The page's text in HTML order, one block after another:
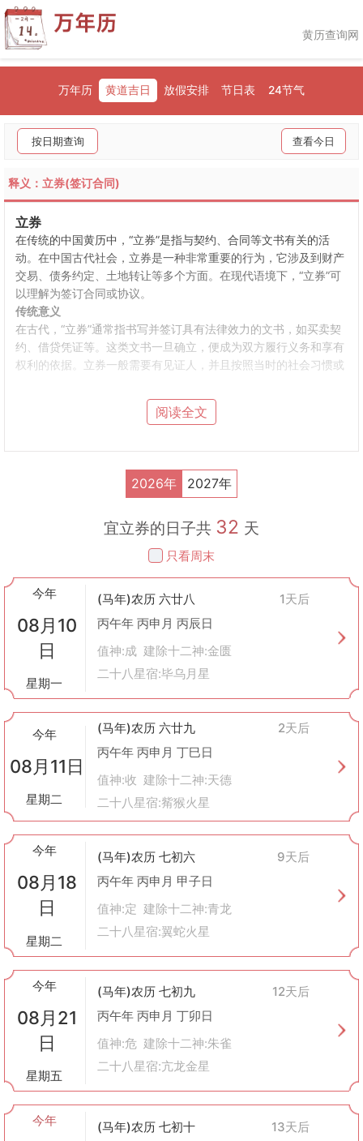
黄历查询网
万年历 黄道吉日 放假安排 节日表 24节气
按日期查询 查看今日
释义：立券(签订合同)
立券
在传统的中国黄历中，“立券”是指与契约、合同等文书有关的活
动。在中国古代社会，立券是一种非常重要的行为，它涉及到财产
交易、债务约定、土地转让等多个方面。在现代语境下，“立券”可
以理解为签订合同或协议。
传统意义
在古代，“立券”通常指书写并签订具有法律效力的文书，如买卖契
约、借贷凭证等。这类文书一旦确立，便成为双方履行义务和享有
权利的依据。立券一般需要有见证人，并且按照当时的社会习惯或
即明确描述土地的边界和周围环境，确保无误。
之间还是企业之间的交易，都需要通过书面形式来确定双方的权利
与义务，以保障交易的安全性和合法性。例如：
：房东与租客之间签订的协议，规定了租金数额、支
：雇主与雇员之间就工作内容、薪酬待遇、工作时间等方
：两个或多个公司之间为了共同开发项目、共享资源
而签订的正式文件。
注意事项
：无论是传统意义上的“立券”，还是现代的各种合同协
议，都应尽量详细地记录双方约定的所有条款，避免遗漏重要事
：所有立下的契约必须符合国家法律法规的要求，不得违
反公共秩序和社会道德。
双方自愿：签订任何文件之前，必须确保是基于双方真实意愿表达
的结果，不存在强迫或欺诈行为。
公正公平
：合同内容应当体现公平原则，不应出现明显损害某一方
利益的情况。
见证或公证：对于一些重要的交易活动，建议邀请第三方作为见证
人参与整个过程，必要时还可以向公证机关申请办理公证手续，增
强文件的法律效力。
慎对待，确保其合法有效。
阅读全文
2026年 2027年
宜立券的日子共 32 天
只看周末
今年
08月10
日
星期一
(马年)农历 六廿八
1天后
丙午年 丙申月 丙辰日
值神:成 建除十二神:金匮
二十八星宿:毕乌月星
今年
08月11日
星期二
(马年)农历 六廿九
2天后
丙午年 丙申月 丁巳日
值神:收 建除十二神:天德
二十八星宿:觜猴火星
今年
08月18
日
星期二
(马年)农历 七初六
9天后
丙午年 丙申月 甲子日
值神:定 建除十二神:青龙
二十八星宿:翼蛇火星
今年
08月21
日
星期五
(马年)农历 七初九
12天后
丙午年 丙申月 丁卯日
值神:危 建除十二神:朱雀
二十八星宿:亢龙金星
今年 (马年)农历 七初十
13天后